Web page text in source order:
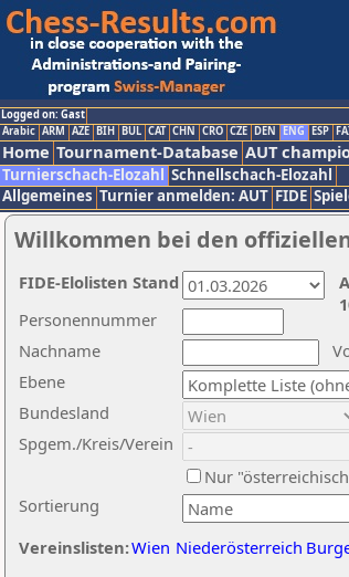
Logged on: Gast
Arabic ARM AZE BIH BUL CAT CHN CRO CZE DEN ENG ESP
Home Tournament-Database AUT
Turnierschach-Elozahl Schnellschach-Elozahl
Allgemeines Turnier anmelden: AUT FIDE
Willkommen bei den
Nachname
Ebene
Sortierung
Personennummer
Bundesland
Spgem./Kreis/Verein
Nur
Vereinslisten:Wien Niederösterreich
FIDE-Elolisten Stand